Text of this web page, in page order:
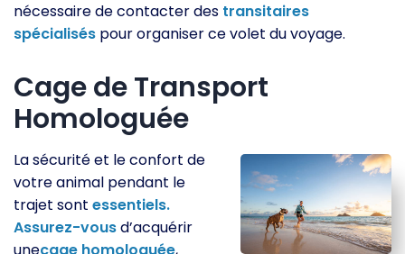
nécessaire de contacter des transitaires
spécialisés pour organiser ce volet du voyage.
Cage de Transport
Homologuée
La sécurité et le confort de
votre animal pendant le
trajet sont essentiels.
Assurez-vousd’acquérir